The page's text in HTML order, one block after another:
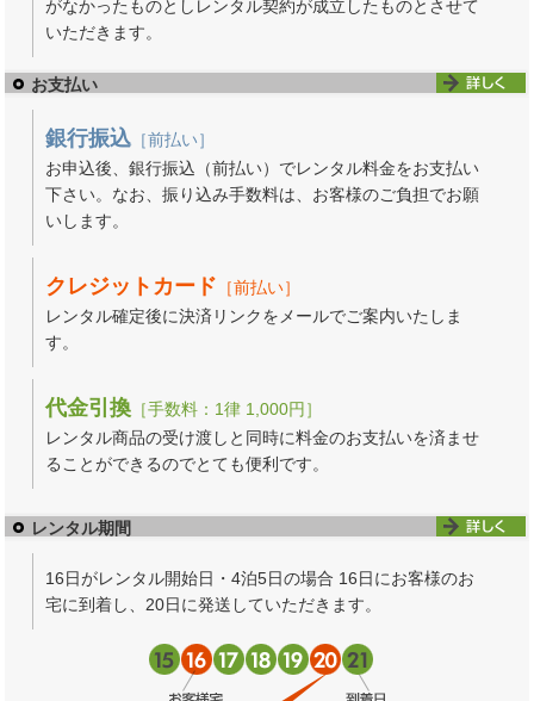
がなかったものとしレンタル契約が成立したものとさせて
いただきます。
お支払い
銀行振込［前払い］
お申込後、銀行振込（前払い）でレンタル料金をお支払い
下さい。なお、振り込み手数料は、お客様のご負担でお願
いします。
クレジットカード ［前払い］
レンタル確定後に決済リンクをメールでご案内いたしま
す。
代金引換［手数料：1律 1,000円］
レンタル商品の受け渡しと同時に料金のお支払いを済ませ
ることができるのでとても便利です。
レンタル期間
16日がレンタル開始日・4泊5日の場合 16日にお客様のお
宅に到着し、20日に発送していただきます。